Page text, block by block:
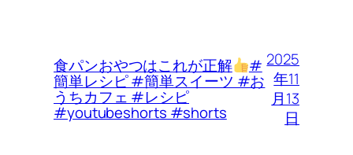
食パンおやつはこれが正解 #
簡単レシピ #簡単スイーツ #お
うちカフェ #レシピ
#youtubeshorts #shorts
2025
年11
月13
日